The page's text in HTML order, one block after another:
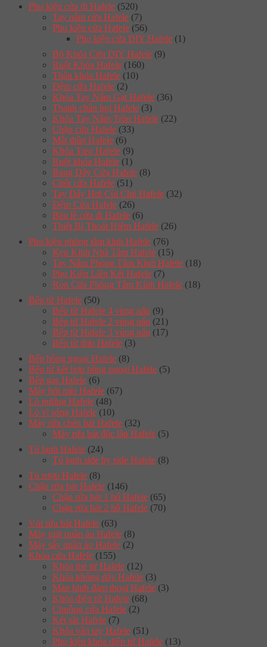
Phụ kiện cửa đi Hafele (520)
Tay nắm cửa Hafele (7)
Phụ kiện cửa Hafele (56)
Phụ kiện cửa DIY Hafele (1)
Bộ Khóa Cửa DIY Hafele (9)
Ruột Khóa Hafele (160)
Thân khóa Hafele (10)
Đệm cửa Hafele (2)
Khóa Tay Nắm Gạt Hafele (36)
Thanh chắn bụi Hafele (3)
Khóa Tay Nắm Tròn Hafele (22)
Chặn cửa Hafele (33)
Mắt thần Hafele (6)
Khóa Treo Hafele (9)
Ruột khóa Hafele (1)
Bảng Đẩy Cửa Hafele (8)
Chốt cửa Hafele (51)
Tay Đẩy Hơi Cùi Chỏ Hafele (32)
Đệm Cửa Hafele (26)
Bản lề cửa đi Hafele (6)
Thiết Bị Thoát Hiểm Hafele (26)
Phụ kiện phòng tắm kính Hafele (76)
Kẹp Kính Nhà Tắm Hafele (15)
Tay Nắm Phòng Tắm Kính Hafele (18)
Phụ Kiện Liên Kết Hafele (7)
Ron Cửa Phòng Tắm Kính Hafele (18)
Bếp từ Hafele (50)
Bếp từ Hafele 4 vùng nấu (9)
Bếp từ Hafele 2 vùng nấu (21)
Bếp từ Hafele 3 vùng nấu (17)
Bếp từ đơn Hafele (3)
Bếp hồng ngoại Hafele (8)
Bếp từ kết hợp hồng ngoại Hafele (5)
Bếp gas Hafele (6)
Máy hút mùi Hafele (67)
Lò nướng Hafele (48)
Lò vi sóng Hafele (10)
Máy rửa chén bát Hafele (32)
Máy rửa bát độc lập Hafele (5)
Tủ lạnh Hafele (24)
Tủ lạnh side by side Hafele (8)
Tủ rượu Hafele (8)
Chậu rửa bát Hafele (146)
Chậu rửa bát 1 hố Hafele (65)
Chậu rửa bát 2 hố Hafele (70)
Vòi rửa bát Hafele (63)
Máy giặt quần áo Hafele (8)
Máy sấy quần áo Hafele (2)
Khóa cửa Hafele (155)
Khóa thẻ từ Hafele (12)
Khóa không dây Hafele (3)
Màn hình đàm thoại Hafele (3)
Khóa điện tử Hafele (68)
Chuông cửa Hafele (2)
Két sắt Hafele (7)
Khóa vân tay Hafele (51)
Phụ kiện khóa điện tử Hafele (13)